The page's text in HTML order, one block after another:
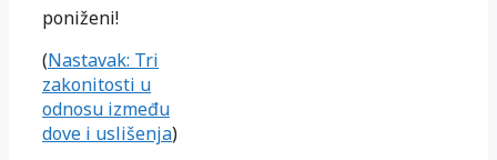
poniženi!
(Nastavak: Tri
zakonitosti u
odnosu između
dove i uslišenja)